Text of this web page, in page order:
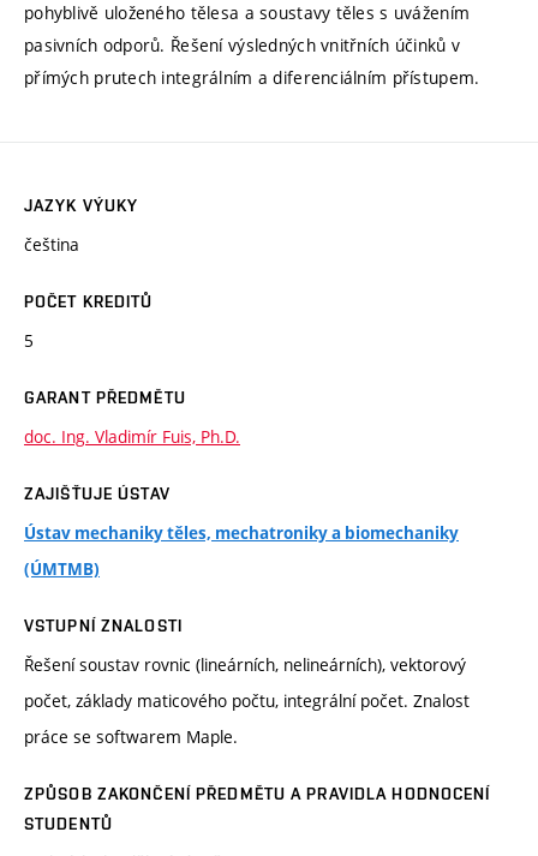
pohyblivě uloženého tělesa a soustavy těles s uvážením
pasivních odporů. Řešení výsledných vnitřních účinků v
přímých prutech integrálním a diferenciálním přístupem.
JAZYK VÝUKY
čeština
POČET KREDITŮ
5
GARANT PŘEDMĚTU
doc. Ing. Vladimír Fuis, Ph.D.
ZAJIŠŤUJE ÚSTAV
Ústav mechaniky těles, mechatroniky a biomechaniky
(ÚMTMB)
VSTUPNÍ ZNALOSTI
Řešení soustav rovnic (lineárních, nelineárních), vektorový
počet, základy maticového počtu, integrální počet. Znalost
práce se softwarem Maple.
ZPŮSOB ZAKONČENÍ PŘEDMĚTU A PRAVIDLA HODNOCENÍ
STUDENTŮ